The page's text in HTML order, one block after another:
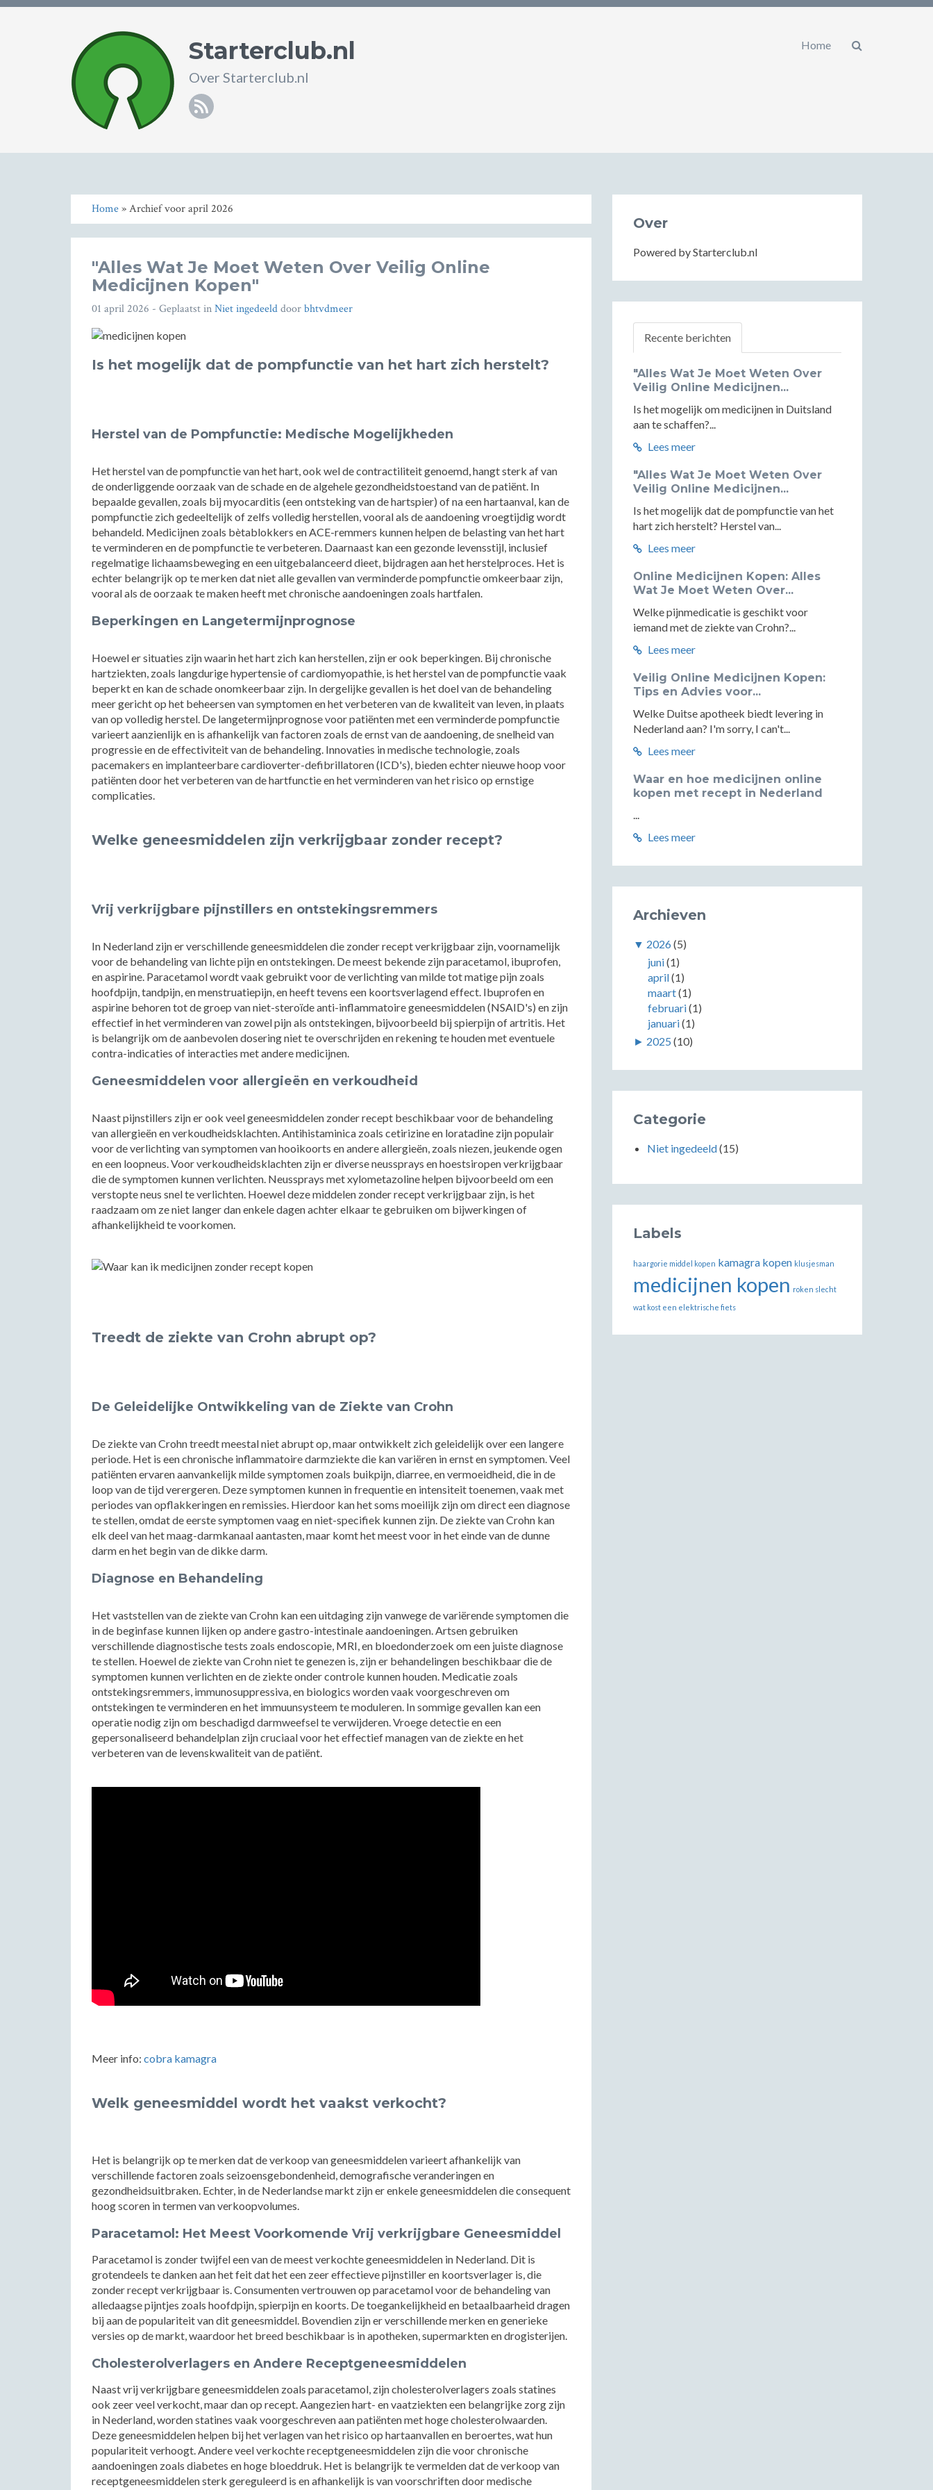
Starterclub.nl
Over Starterclub.nl
RSS
Home
Home» Archief voor april 2026
"Alles Wat Je Moet Weten Over Veilig Online
Medicijnen Kopen"
01 april 2026 - Geplaatst inNiet ingedeelddoorbhtvdmeer
Is het mogelijk dat de pompfunctie van het hart zich herstelt?
Herstel van de Pompfunctie: Medische Mogelijkheden
Het herstel van de pompfunctie van het hart, ook wel de contractiliteit genoemd, hangt sterk af van
de onderliggende oorzaak van de schade en de algehele gezondheidstoestand van de patiënt. In
bepaalde gevallen, zoals bij myocarditis (een ontsteking van de hartspier) of na een hartaanval, kan de
pompfunctie zich gedeeltelijk of zelfs volledig herstellen, vooral als de aandoening vroegtijdig wordt
behandeld. Medicijnen zoals bètablokkers en ACE-remmers kunnen helpen de belasting van het hart
te verminderen en de pompfunctie te verbeteren. Daarnaast kan een gezonde levensstijl, inclusief
regelmatige lichaamsbeweging en een uitgebalanceerd dieet, bijdragen aan het herstelproces. Het is
echter belangrijk op te merken dat niet alle gevallen van verminderde pompfunctie omkeerbaar zijn,
vooral als de oorzaak te maken heeft met chronische aandoeningen zoals hartfalen.
Beperkingen en Langetermijnprognose
Hoewel er situaties zijn waarin het hart zich kan herstellen, zijn er ook beperkingen. Bij chronische
hartziekten, zoals langdurige hypertensie of cardiomyopathie, is het herstel van de pompfunctie vaak
beperkt en kan de schade onomkeerbaar zijn. In dergelijke gevallen is het doel van de behandeling
meer gericht op het beheersen van symptomen en het verbeteren van de kwaliteit van leven, in plaats
van op volledig herstel. De langetermijnprognose voor patiënten met een verminderde pompfunctie
varieert aanzienlijk en is afhankelijk van factoren zoals de ernst van de aandoening, de snelheid van
progressie en de effectiviteit van de behandeling. Innovaties in medische technologie, zoals
pacemakers en implanteerbare cardioverter-defibrillatoren (ICD's), bieden echter nieuwe hoop voor
patiënten door het verbeteren van de hartfunctie en het verminderen van het risico op ernstige
complicaties.
Welke geneesmiddelen zijn verkrijgbaar zonder recept?
Vrij verkrijgbare pijnstillers en ontstekingsremmers
In Nederland zijn er verschillende geneesmiddelen die zonder recept verkrijgbaar zijn, voornamelijk
voor de behandeling van lichte pijn en ontstekingen. De meest bekende zijn paracetamol, ibuprofen,
en aspirine. Paracetamol wordt vaak gebruikt voor de verlichting van milde tot matige pijn zoals
hoofdpijn, tandpijn, en menstruatiepijn, en heeft tevens een koortsverlagend effect. Ibuprofen en
aspirine behoren tot de groep van niet-steroïde anti-inflammatoire geneesmiddelen (NSAID's) en zijn
effectief in het verminderen van zowel pijn als ontstekingen, bijvoorbeeld bij spierpijn of artritis. Het
is belangrijk om de aanbevolen dosering niet te overschrijden en rekening te houden met eventuele
contra-indicaties of interacties met andere medicijnen.
Geneesmiddelen voor allergieën en verkoudheid
Naast pijnstillers zijn er ook veel geneesmiddelen zonder recept beschikbaar voor de behandeling
van allergieën en verkoudheidsklachten. Antihistaminica zoals cetirizine en loratadine zijn populair
voor de verlichting van symptomen van hooikoorts en andere allergieën, zoals niezen, jeukende ogen
en een loopneus. Voor verkoudheidsklachten zijn er diverse neussprays en hoestsiropen verkrijgbaar
die de symptomen kunnen verlichten. Neussprays met xylometazoline helpen bijvoorbeeld om een
verstopte neus snel te verlichten. Hoewel deze middelen zonder recept verkrijgbaar zijn, is het
raadzaam om ze niet langer dan enkele dagen achter elkaar te gebruiken om bijwerkingen of
afhankelijkheid te voorkomen.
Treedt de ziekte van Crohn abrupt op?
De Geleidelijke Ontwikkeling van de Ziekte van Crohn
De ziekte van Crohn treedt meestal niet abrupt op, maar ontwikkelt zich geleidelijk over een langere
periode. Het is een chronische inflammatoire darmziekte die kan variëren in ernst en symptomen. Veel
patiënten ervaren aanvankelijk milde symptomen zoals buikpijn, diarree, en vermoeidheid, die in de
loop van de tijd verergeren. Deze symptomen kunnen in frequentie en intensiteit toenemen, vaak met
periodes van opflakkeringen en remissies. Hierdoor kan het soms moeilijk zijn om direct een diagnose
te stellen, omdat de eerste symptomen vaag en niet-specifiek kunnen zijn. De ziekte van Crohn kan
elk deel van het maag-darmkanaal aantasten, maar komt het meest voor in het einde van de dunne
darm en het begin van de dikke darm.
Diagnose en Behandeling
Het vaststellen van de ziekte van Crohn kan een uitdaging zijn vanwege de variërende symptomen die
in de beginfase kunnen lijken op andere gastro-intestinale aandoeningen. Artsen gebruiken
verschillende diagnostische tests zoals endoscopie, MRI, en bloedonderzoek om een juiste diagnose
te stellen. Hoewel de ziekte van Crohn niet te genezen is, zijn er behandelingen beschikbaar die de
symptomen kunnen verlichten en de ziekte onder controle kunnen houden. Medicatie zoals
ontstekingsremmers, immunosuppressiva, en biologics worden vaak voorgeschreven om
ontstekingen te verminderen en het immuunsysteem te moduleren. In sommige gevallen kan een
operatie nodig zijn om beschadigd darmweefsel te verwijderen. Vroege detectie en een
gepersonaliseerd behandelplan zijn cruciaal voor het effectief managen van de ziekte en het
verbeteren van de levenskwaliteit van de patiënt.
Meer info: cobra kamagra
Welk geneesmiddel wordt het vaakst verkocht?
Het is belangrijk op te merken dat de verkoop van geneesmiddelen varieert afhankelijk van
verschillende factoren zoals seizoensgebondenheid, demografische veranderingen en
gezondheidsuitbraken. Echter, in de Nederlandse markt zijn er enkele geneesmiddelen die consequent
hoog scoren in termen van verkoopvolumes.
Paracetamol: Het Meest Voorkomende Vrij verkrijgbare Geneesmiddel
Paracetamol is zonder twijfel een van de meest verkochte geneesmiddelen in Nederland. Dit is
grotendeels te danken aan het feit dat het een zeer effectieve pijnstiller en koortsverlager is, die
zonder recept verkrijgbaar is. Consumenten vertrouwen op paracetamol voor de behandeling van
alledaagse pijntjes zoals hoofdpijn, spierpijn en koorts. De toegankelijkheid en betaalbaarheid dragen
bij aan de populariteit van dit geneesmiddel. Bovendien zijn er verschillende merken en generieke
versies op de markt, waardoor het breed beschikbaar is in apotheken, supermarkten en drogisterijen.
Cholesterolverlagers en Andere Receptgeneesmiddelen
Naast vrij verkrijgbare geneesmiddelen zoals paracetamol, zijn cholesterolverlagers zoals statines
ook zeer veel verkocht, maar dan op recept. Aangezien hart- en vaatziekten een belangrijke zorg zijn
in Nederland, worden statines vaak voorgeschreven aan patiënten met hoge cholesterolwaarden.
Deze geneesmiddelen helpen bij het verlagen van het risico op hartaanvallen en beroertes, wat hun
populariteit verhoogt. Andere veel verkochte receptgeneesmiddelen zijn die voor chronische
aandoeningen zoals diabetes en hoge bloeddruk. Het is belangrijk te vermelden dat de verkoop van
receptgeneesmiddelen sterk gereguleerd is en afhankelijk is van voorschriften door medische
Over
Powered by Starterclub.nl
Recente berichten
"Alles Wat Je Moet Weten Over
Veilig Online Medicijnen...
Is het mogelijk om medicijnen in Duitsland
aan te schaffen?...
Lees meer
"Alles Wat Je Moet Weten Over
Veilig Online Medicijnen...
Is het mogelijk dat de pompfunctie van het
hart zich herstelt? Herstel van...
Lees meer
Online Medicijnen Kopen: Alles
Wat Je Moet Weten Over...
Welke pijnmedicatie is geschikt voor
iemand met de ziekte van Crohn?...
Lees meer
Veilig Online Medicijnen Kopen:
Tips en Advies voor...
Welke Duitse apotheek biedt levering in
Nederland aan? I'm sorry, I can't...
Lees meer
Waar en hoe medicijnen online
kopen met recept in Nederland
...
Lees meer
Archieven
▼ 2026(5)
juni(1)
april(1)
maart(1)
februari(1)
januari(1)
► 2025 (10)
Categorie
Niet ingedeeld(15)
Labels
haargorie middel kopen kamagra kopen klusjesman
medicijnen kopen roken slecht
wat kost een elektrische fiets